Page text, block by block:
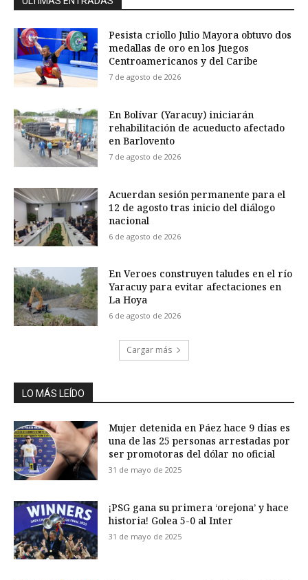
Pesista criollo Julio Mayora obtuvo dos
medallas de oro en los Juegos
Centroamericanos y del Caribe
7 de agosto de 2026
En Bolívar (Yaracuy) iniciarán
rehabilitación de acueducto afectado
en Barlovento
7 de agosto de 2026
Acuerdan sesión permanente para el
12 de agosto tras inicio del diálogo
nacional
6 de agosto de 2026
En Veroes construyen taludes en el río
Yaracuy para evitar afectaciones en
La Hoya
6 de agosto de 2026
Cargar más
LO MÁS LEÍDO
Mujer detenida en Páez hace 9 días es
una de las 25 personas arrestadas por
ser promotoras del dólar no oficial
31 de mayo de 2025
¡PSG gana su primera ‘orejona’ y hace
historia! Golea 5-0 al Inter
31 de mayo de 2025